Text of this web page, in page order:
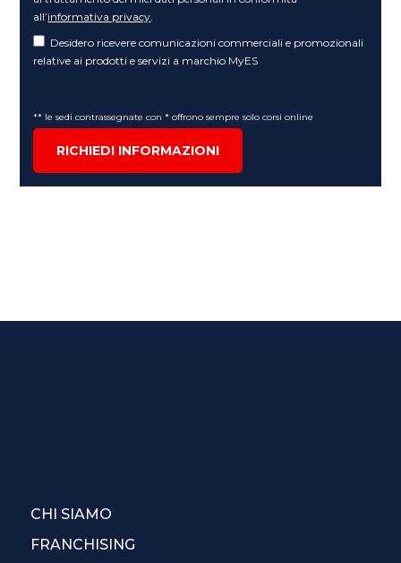
all’informativa privacy
Desidero ricevere comunicazioni commerciali e promozionali
relative ai prodotti e servizi a marchio MyES
** le sedi contrassegnate con * offrono sempre solo corsi online
RICHIEDI INFORMAZIONI
CHI SIAMO
FRANCHISING